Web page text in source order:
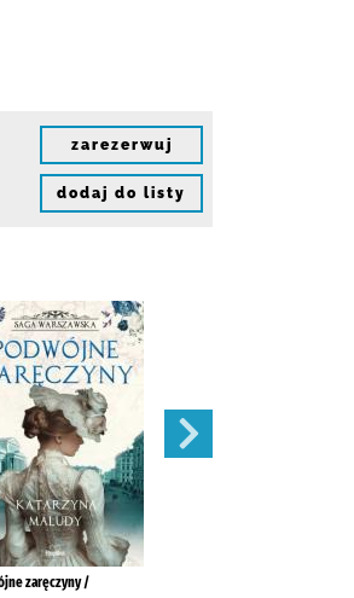
zarezerwuj
dodaj do listy
zaręczyny /